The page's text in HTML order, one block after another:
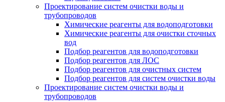
Проектирование систем очистки воды и
трубопроводов
Химические реагенты для водоподготовки
Химические реагенты для очистки сточных
вод
Подбор реагентов для водоподготовки
Подбор реагентов для ЛОС
Подбор реагентов для очистных систем
Подбор реагентов для систем очистки воды
Проектирование систем очистки воды и
трубопроводов